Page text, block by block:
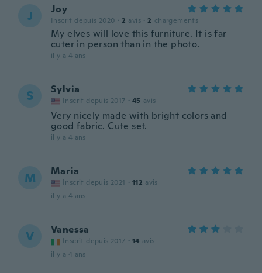
J Joy
Inscrit depuis 2020 · 2 avis · 2 chargements
My elves will love this furniture. It is far
cuter in person than in the photo.
il y a 4 ans
S Sylvia
Inscrit depuis 2017 · 45 avis
Very nicely made with bright colors and
good fabric. Cute set.
il y a 4 ans
M Maria
Inscrit depuis 2021 · 112 avis
il y a 4 ans
V Vanessa
Inscrit depuis 2017 · 14 avis
il y a 4 ans